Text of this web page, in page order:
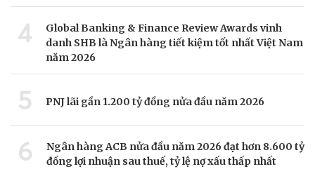
4
Global Banking & Finance Review Awards vinh
danh SHB là Ngân hàng tiết kiệm tốt nhất Việt Nam
năm 2026
5 PNJ lãi gần 1.200 tỷ đồng nửa đầu năm 2026
6
Ngân hàng ACB nửa đầu năm 2026 đạt hơn 8.600 tỷ
đồng lợi nhuận sau thuế, tỷ lệ nợ xấu thấp nhất